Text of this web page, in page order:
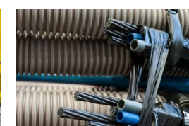
TIRANTI GEOTECNICI